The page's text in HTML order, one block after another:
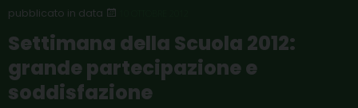
Settimana della Scuola 2012:
grande partecipazione e
soddisfazione